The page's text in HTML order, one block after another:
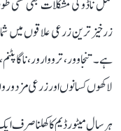
تمل ناڈو کی مشکلات بھی کسی
زرخیز ترین زرعی علاقوں میں
ہے۔ تنجاوور، ترووارور،
لاکھوں کسانوں اور زرعی
ہر سال میٹور ڈیم کا کھلنا صرف